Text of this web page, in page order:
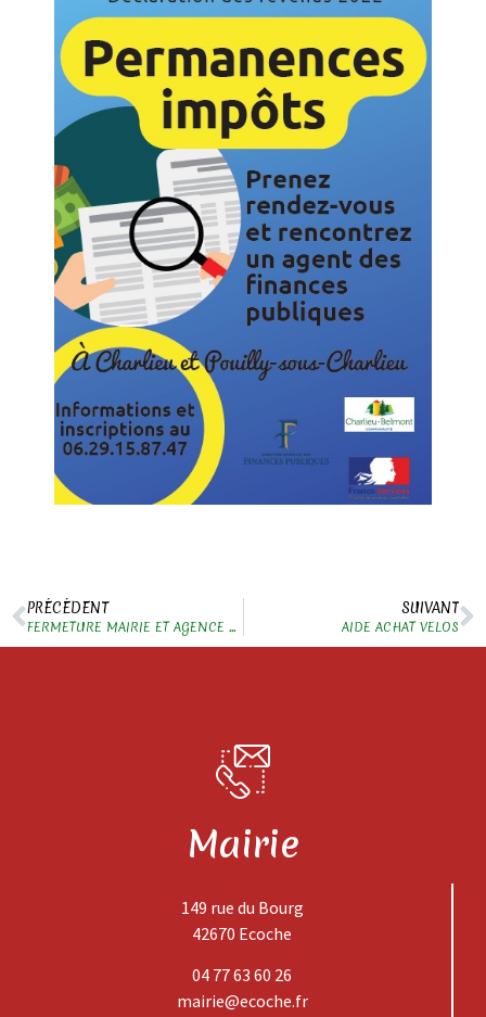
PRÉCÉDENT
FERMETURE MAIRIE ET AGENCE POSTALE
SUIVANT
AIDE ACHAT VELOS
Mairie
149 rue du Bourg
42670 Ecoche
04 77 63 60 26
mairie@ecoche.fr